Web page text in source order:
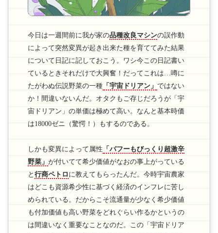
今日は一週間前に我が家の品種改良マシンの誤作動
によって突然変異が起き出来た種を育ててみた結果
について日記に記しておこう。ワシ今この日記書い
ているときそれだけで大興奮！だってこれは…噂に
たがわぬ伝説野菜の一種 「宇宙ドリアン」 ではない
か！間違いないんだ。オタクもご存じだろうが「宇
宙ドリアン」の単価は極めて高い。なんと基本時価
は18000ゼニ（驚愕！）もするのである。
しかも変異によって属性 「バフーもびっくり超激辛
野菜」 が付いてて希少価値がなおの事上がっている
と 行商ペトロ に教えてもらったんだ。今時宇宙農家
はどこも資源希少性に基づく経済のインフレに苦し
められている。だからこそ流通量が少なく希少価値
も付加価値も高い野菜をどれぐらい作るかというの
は間違いなく重要なことなのだ。この「宇宙ドリア